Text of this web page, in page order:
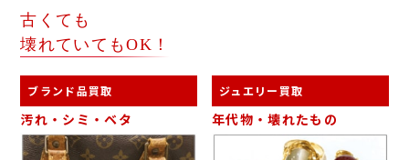
古くても
壊れていてもOK！
ブランド品買取
汚れ・シミ・ベタ
ジュエリー買取
年代物・壊れたもの